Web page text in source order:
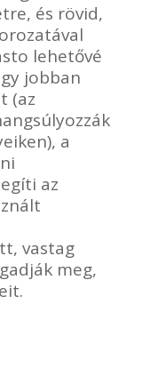
és rövid,
lehetővé
jobban
(az
a
az
vastag
meg,